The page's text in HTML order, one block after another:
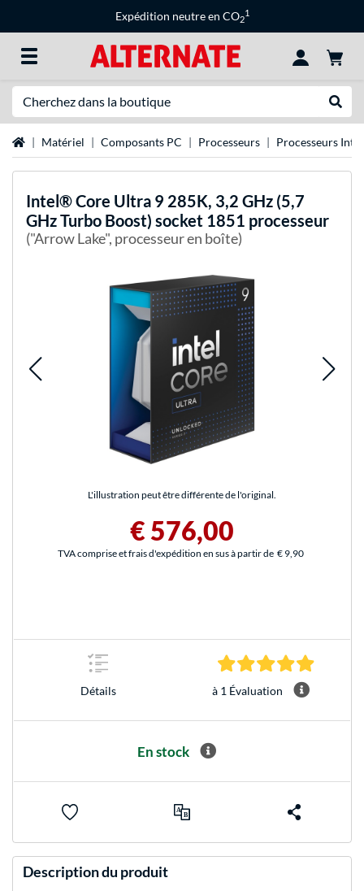
Expédition neutre en CO2
1
Page d'accueil
Matériel Composants PC Processeurs Processeurs Intel
Intel®Core Ultra 9 285K, 3,2 GHz (5,7
GHz Turbo Boost) socket 1851 processeur
("Arrow Lake", processeur en boîte)
L'illustration peut être différente de l'original.
€ 576,00
TVA comprise et frais d'expédition en sus à partir de € 9,90
Détails à 1 Évaluation
En stock
Description du produit